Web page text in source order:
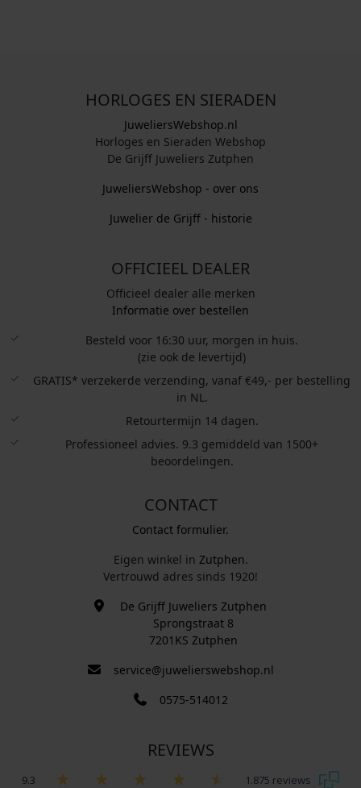
HORLOGES EN SIERADEN
JuweliersWebshop.nl
Horloges en Sieraden Webshop
De Grijff Juweliers Zutphen
JuweliersWebshop - over ons
Juwelier de Grijff - historie
OFFICIEEL DEALER
Officieel dealer alle merken
Informatie over bestellen
Besteld voor 16:30 uur, morgen in huis.
(zie ook de levertijd)
GRATIS* verzekerde verzending, vanaf €49,- per bestelling
in NL.
Retourtermijn 14 dagen.
Professioneel advies. 9.3 gemiddeld van 1500+
beoordelingen.
CONTACT
Contact formulier.
Eigen winkel in Zutphen.
Vertrouwd adres sinds 1920!
De Grijff Juweliers Zutphen
Sprongstraat 8
7201KS Zutphen
service@juwelierswebshop.nl
0575-514012
REVIEWS
9.3 1.875 reviews